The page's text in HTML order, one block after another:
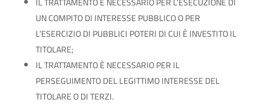
UN COMPITO DI INTERESSE PUBBLICO O PER
L’ESERCIZIO DI PUBBLICI POTERI DI CUI È INVESTITO IL
TITOLARE;
IL TRATTAMENTO È NECESSARIO PER IL
PERSEGUIMENTO DEL LEGITTIMO INTERESSE DEL
TITOLARE O DI TERZI.